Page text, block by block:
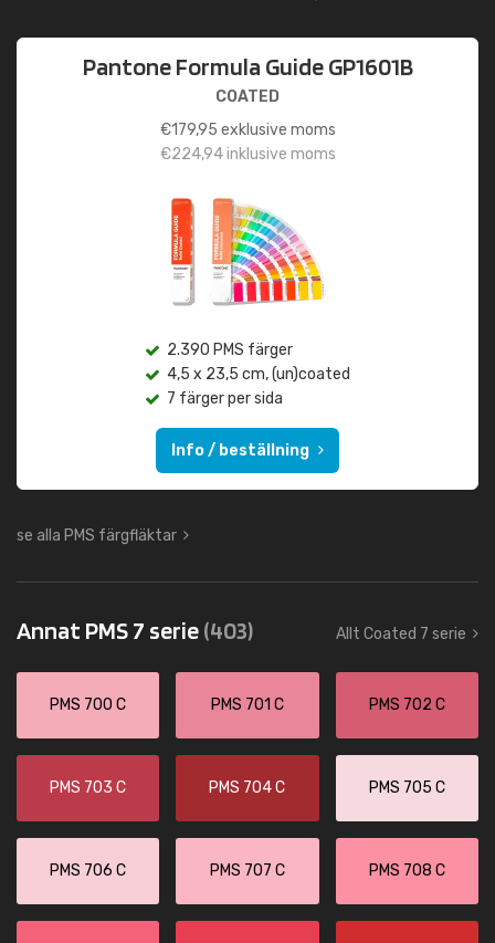
Pantone Formula Guide GP1601B
COATED
€179,95 exklusive moms
€224,94inklusive moms
2.390 PMS färger
4,5 x 23,5 cm, (un)coated
7 färger per sida
Info / beställning
se alla PMS färgfläktar
Annat PMS 7 serie(403) Allt Coated 7 serie
PMS 700 C PMS 701 C PMS 702 C
PMS 703 C PMS 704 C PMS 705 C
PMS 706 C PMS 707 C PMS 708 C